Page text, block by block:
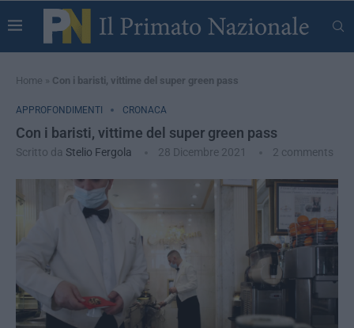
Home » Con i baristi, vittime del super green pass
APPROFONDIMENTI CRONACA
Con i baristi, vittime del super green pass
Scritto da Stelio Fergola 28 Dicembre 2021 2 comments